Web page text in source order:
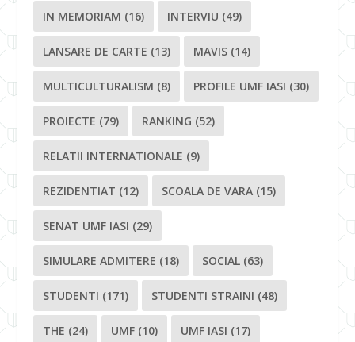
IN MEMORIAM (16) INTERVIU (49)
LANSARE DE CARTE (13) MAVIS (14)
MULTICULTURALISM (8) PROFILE UMF IASI (30)
PROIECTE (79) RANKING (52)
RELATII INTERNATIONALE (9)
REZIDENTIAT (12) SCOALA DE VARA (15)
SENAT UMF IASI (29)
SIMULARE ADMITERE (18) SOCIAL (63)
STUDENTI (171) STUDENTI STRAINI (48)
THE (24) UMF (10) UMF IASI (17)